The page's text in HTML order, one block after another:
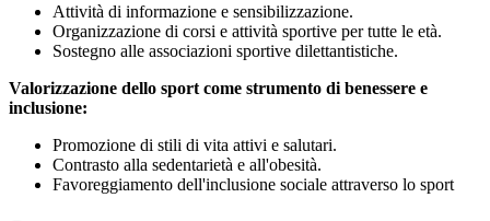
Attività di informazione e sensibilizzazione.
Organizzazione di corsi e attività sportive per tutte le età.
Sostegno alle associazioni sportive dilettantistiche.
Valorizzazione dello sport come strumento di benessere e
inclusione:
Promozione di stili di vita attivi e salutari.
Contrasto alla sedentarietà e all'obesità.
Favoreggiamento dell'inclusione sociale attraverso lo sport